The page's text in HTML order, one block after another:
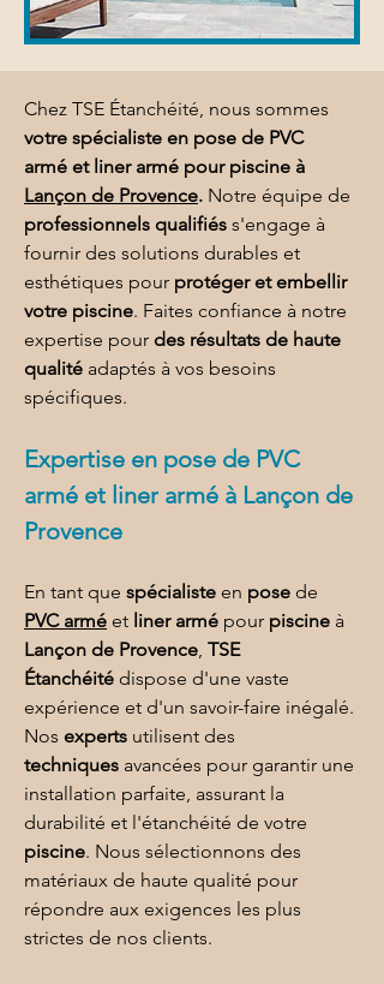
Chez TSE Étanchéité, nous sommes
votre spécialiste en pose de PVC
armé et liner armé pour piscine à
Lançon de Provence. Notre équipe de
professionnels qualifiés s'engage à
fournir des solutions durables et
esthétiques pour protéger et embellir
votre piscine. Faites confiance à notre
expertise pour des résultats de haute
qualité adaptés à vos besoins
spécifiques.
Expertise en pose de PVC
armé et liner armé à Lançon de
Provence
En tant que spécialiste en pose de
PVC armé et liner armé pour piscine à
Lançon de Provence, TSE
Étanchéité dispose d'une vaste
expérience et d'un savoir-faire inégalé.
Nos experts utilisent des
techniques avancées pour garantir une
installation parfaite, assurant la
durabilité et l'étanchéité de votre
piscine. Nous sélectionnons des
matériaux de haute qualité pour
répondre aux exigences les plus
strictes de nos clients.